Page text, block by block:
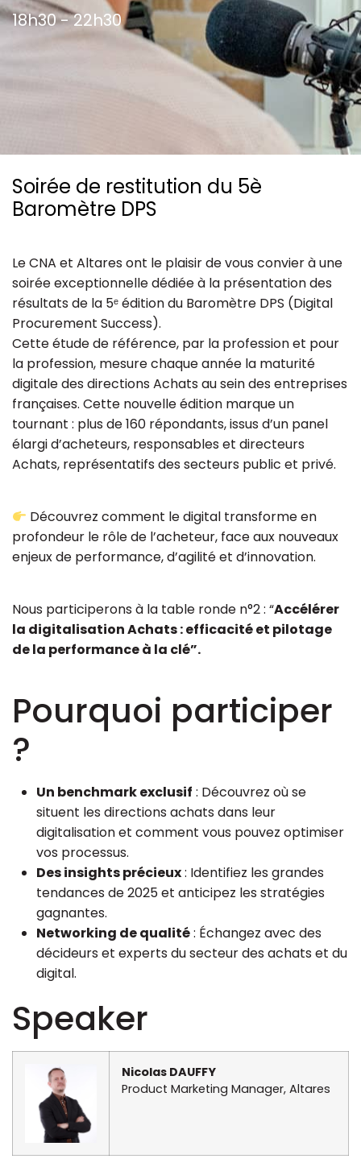
Ressources
18h30 - 22h30
Soirée de restitution du 5è
Baromètre DPS
Le CNA et Altares ont le plaisir de vous convier à une
soirée exceptionnelle dédiée à la présentation des
résultats de la 5ᵉ édition du Baromètre DPS (Digital
Procurement Success).
Cette étude de référence, par la profession et pour
la profession, mesure chaque année la maturité
digitale des directions Achats au sein des entreprises
françaises. Cette nouvelle édition marque un
tournant : plus de 160 répondants, issus d’un panel
élargi d’acheteurs, responsables et directeurs
Achats, représentatifs des secteurs public et privé.
Découvrez comment le digital transforme en
profondeur le rôle de l’acheteur, face aux nouveaux
enjeux de performance, d’agilité et d’innovation.
Nous participerons à la table ronde n°2 : “Accélérer
la digitalisation Achats : efficacité et pilotage
de la performance à la clé”.
Pourquoi participer
?
Un benchmark exclusif : Découvrez où se
situent les directions achats dans leur
digitalisation et comment vous pouvez optimiser
vos processus.
Des insights précieux: Identifiez les grandes
tendances de 2025 et anticipez les stratégies
gagnantes.
Networking de qualité: Échangez avec des
décideurs et experts du secteur des achats et du
digital.
Speaker
Nicolas DAUFFY
Product Marketing Manager, Altares